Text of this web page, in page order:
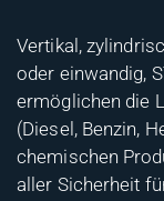
Vertikal,
oder einwandig,
ermöglichen die
(Diesel, Benzin,
chemischen
aller Sicherheit